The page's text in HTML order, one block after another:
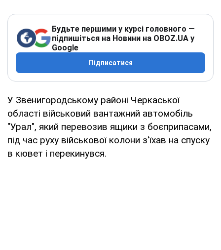
Будьте першими у курсі головного —
підпишіться на Новини на OBOZ.UA у
Google
Підписатися
У Звенигородському районі Черкаської
області військовий вантажний автомобіль
"Урал", який перевозив ящики з боєприпасами,
під час руху військової колони з'їхав на спуску
в кювет і перекинувся.